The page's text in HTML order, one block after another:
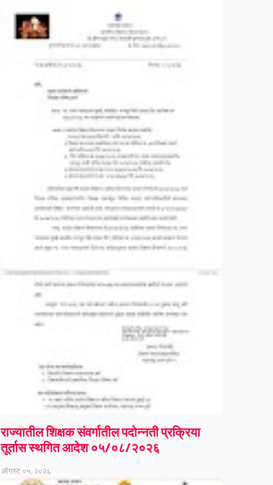
राज्यातील शिक्षक संवर्गातील पदोन्नती प्रक्रिया
तूर्तास स्थगित आदेश ०५/०८/२०२६
ऑगस्ट ०५, २०२६